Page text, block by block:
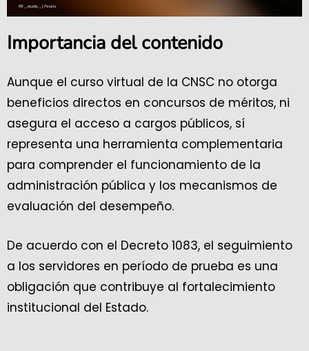
Importancia del contenido
Aunque el curso virtual de la CNSC no otorga
beneficios directos en concursos de méritos, ni
asegura el acceso a cargos públicos, sí
representa una herramienta complementaria
para comprender el funcionamiento de la
administración pública y los mecanismos de
evaluación del desempeño.
De acuerdo con el Decreto 1083, el seguimiento
a los servidores en período de prueba es una
obligación que contribuye al fortalecimiento
institucional del Estado.